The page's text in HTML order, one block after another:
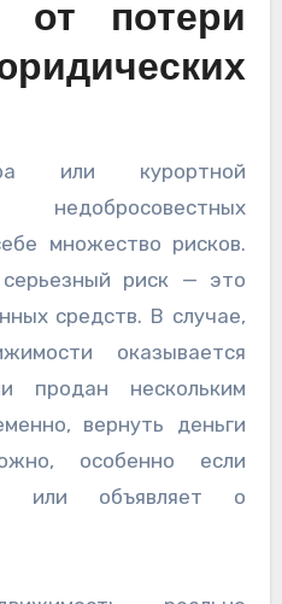
от потери
или курортной
множество рисков.
риск — это
средств. В случае,
оказывается
продан нескольким
вернуть деньги
особенно если
или объявляет о